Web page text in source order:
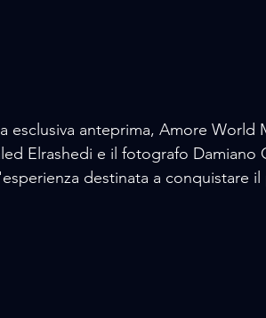
esclusiva anteprima, Amore World
Elrashedi e il fotografo
destinata a conquistare